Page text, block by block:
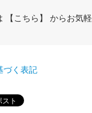
【こちら】
からお気
づく表記